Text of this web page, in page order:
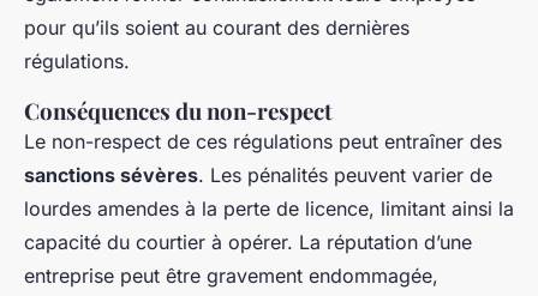
pour qu’ils soient au courant des dernières
régulations.
Conséquences du non-respect
Le non-respect de ces régulations peut entraîner des
sanctions sévères. Les pénalités peuvent varier de
lourdes amendes à la perte de licence, limitant ainsi la
capacité du courtier à opérer. La réputation d’une
entreprise peut être gravement endommagée,